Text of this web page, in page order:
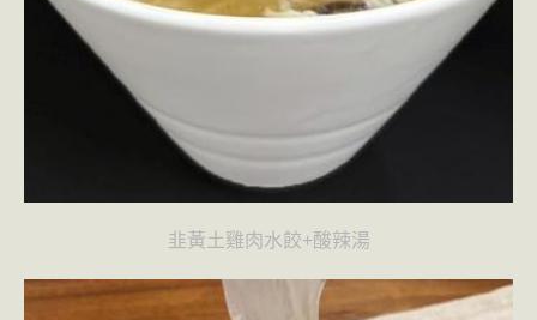
韭黃土雞肉水餃+酸辣湯